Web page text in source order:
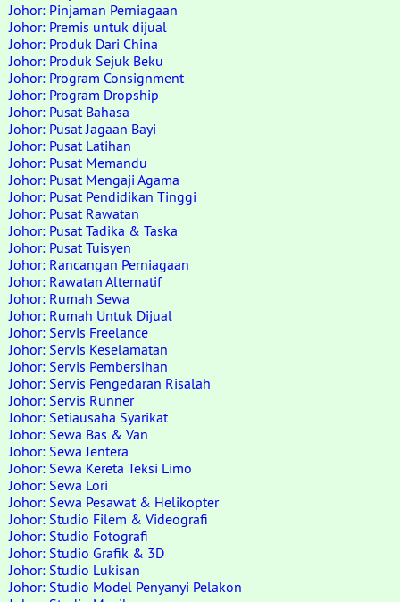
Johor: Pinjaman Perniagaan
Johor: Premis untuk dijual
Johor: Produk Dari China
Johor: Produk Sejuk Beku
Johor: Program Consignment
Johor: Program Dropship
Johor: Pusat Bahasa
Johor: Pusat Jagaan Bayi
Johor: Pusat Latihan
Johor: Pusat Memandu
Johor: Pusat Mengaji Agama
Johor: Pusat Pendidikan Tinggi
Johor: Pusat Rawatan
Johor: Pusat Tadika & Taska
Johor: Pusat Tuisyen
Johor: Rancangan Perniagaan
Johor: Rawatan Alternatif
Johor: Rumah Sewa
Johor: Rumah Untuk Dijual
Johor: Servis Freelance
Johor: Servis Keselamatan
Johor: Servis Pembersihan
Johor: Servis Pengedaran Risalah
Johor: Servis Runner
Johor: Setiausaha Syarikat
Johor: Sewa Bas & Van
Johor: Sewa Jentera
Johor: Sewa Kereta Teksi Limo
Johor: Sewa Lori
Johor: Sewa Pesawat & Helikopter
Johor: Studio Filem & Videografi
Johor: Studio Fotografi
Johor: Studio Grafik & 3D
Johor: Studio Lukisan
Johor: Studio Model Penyanyi Pelakon